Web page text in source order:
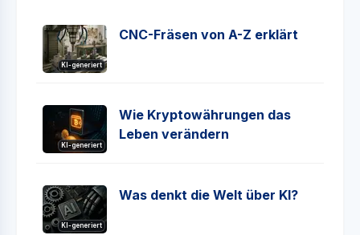
KI-generiert
CNC-Fräsen von A-Z erklärt
KI-generiert
Wie Kryptowährungen das
Leben verändern
KI-generiert
Was denkt die Welt über KI?